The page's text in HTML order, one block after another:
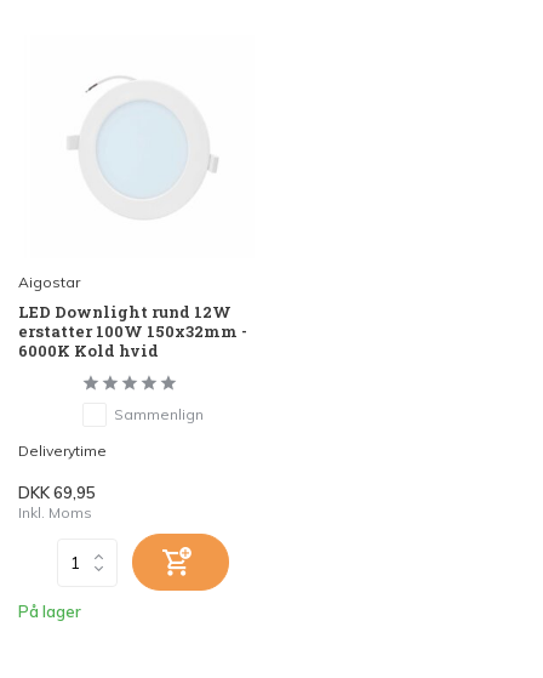
Aigostar
LED Downlight rund 12W
erstatter 100W 150x32mm -
6000K Kold hvid
Sammenlign
Deliverytime
DKK 69,95
Inkl. Moms
På lager